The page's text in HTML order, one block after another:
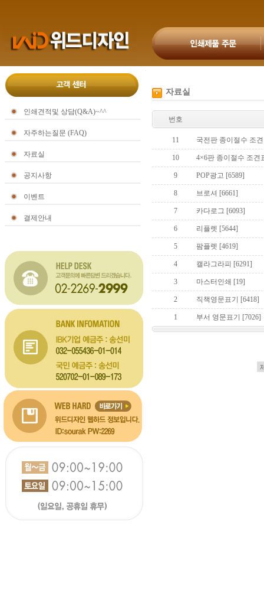
인쇄견적및 상담(Q&A)~^^
자주하는질문 (FAQ)
자료실
공지사항
이벤트
결제안내
자료실
번호
11 국전판 종이절수 조
10 4×6판 종이절수 조견
9 POP광고 [6589]
8 브로셔 [6661]
7 카다로그 [6093]
6 리플렛 [5644]
5 팜플렛 [4619]
4 캘라그라피 [6291]
3 마스터인쇄 [19]
2 직책영문표기 [6418]
1 부서 영문표기 [7026]